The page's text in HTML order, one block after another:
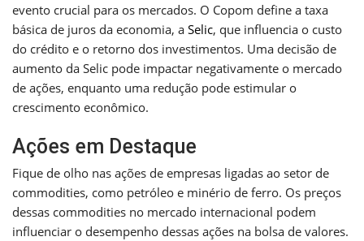
evento crucial para os mercados. O Copom define a taxa
básica de juros da economia, a Selic, que influencia o custo
do crédito e o retorno dos investimentos. Uma decisão de
aumento da Selic pode impactar negativamente o mercado
de ações, enquanto uma redução pode estimular o
crescimento econômico.
Ações em Destaque
Fique de olho nas ações de empresas ligadas ao setor de
commodities, como petróleo e minério de ferro. Os preços
dessas commodities no mercado internacional podem
influenciar o desempenho dessas ações na bolsa de valores.